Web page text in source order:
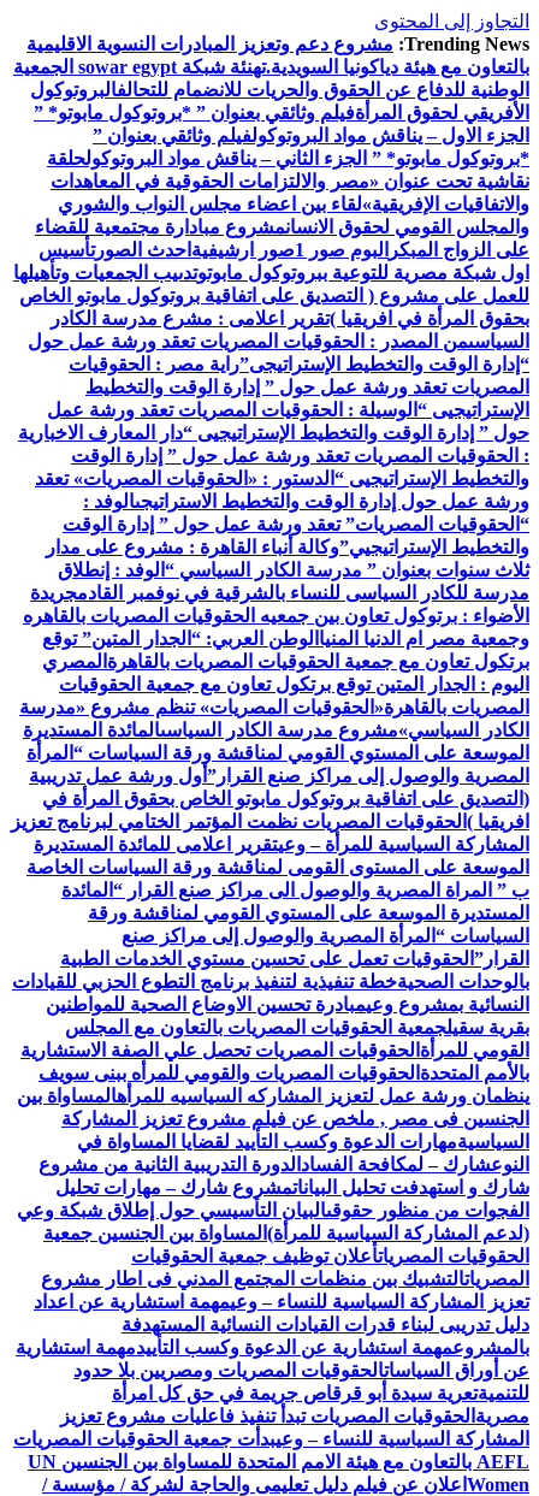
التجاوز إلى المحتوى
Trending News: مشروع دعم وتعزيز المبادرات النسوية الاقليمية
بالتعاون مع هيئة دياكونيا السويدية.
تهنئة شبكة sowar egypt الجمعية
الوطنية للدفاع عن الحقوق والحريات للانضمام للتحالفالبروتوكول
الأفريقي لحقوق المرأةفيلم وثائقي بعنوان ” *بروتوكول مابوتو* ”
الجزء الاول – يناقش مواد البروتوكولفيلم وثائقي بعنوان ”
*بروتوكول مابوتو* ” الجزء الثاني – يناقش مواد البروتوكولحلقة
نقاشية تحت عنوان «مصر والالتزامات الحقوقية في المعاهدات
والاتفاقيات الإفريقية»لقاء بين اعضاء مجلس النواب والشوري
والمجلس القومي لحقوق الانسانمشروع مبادارة مجتمعية للقضاء
على الزواج المبكر البوم صور 1 صور ارشيفية احدث الصورتأسيس
اول شبكة مصرية للتوعية ببروتوكول مابوتوتدىيب الجمعيات وتأهيلها
للعمل على مشروع ( التصديق على اتفاقية بروتوكول مابوتو الخاص
بحقوق المرأة في افريقيا )تقرير اعلامى : مشرع مدرسة الكادر
السياسىمن المصدر : الحقوقيات المصريات تعقد ورشة عمل حول
“إدارة الوقت والتخطيط الإستراتيجى”راية مصر : الحقوقيات
المصريات تعقد ورشة عمل حول ” إدارة الوقت والتخطيط
الإستراتيجيى “ الوسيلة : الحقوقيات المصريات تعقد ورشة عمل
حول ” إدارة الوقت والتخطيط الإستراتيجيى “دار المعارف الاخبارية
: الحقوقيات المصريات تعقد ورشة عمل حول ” إدارة الوقت
والتخطيط الإستراتيجيى “ الدستور : «الحقوقيات المصريات» تعقد
ورشة عمل حول إدارة الوقت والتخطيط الاستراتيجىالوفد :
“الحقوقيات المصريات” تعقد ورشة عمل حول ” إدارة الوقت
والتخطيط الإستراتيجيي”وكالة أنباء القاهرة : مشروع على مدار
ثلاث سنوات بعنوان ” مدرسة الكادر السياسي “ الوفد : إنطلاق
مدرسة للكادر السياسى للنساء بالشرقية في نوفمبر القادمجريدة
الأضواء : برتوكول تعاون بين جمعيه الحقوقيات المصريات بالقاهره
وجمعية مصر ام الدنيا المنيا الوطن العربي: “الجدار المتين” توقع
برتكول تعاون مع جمعية الحقوقيات المصريات بالقاهرة المصري
اليوم : الجدار المتين توقع برتكول تعاون مع جمعية الحقوقيات
المصريات بالقاهرة«الحقوقيات المصريات» تنظم مشروع «مدرسة
الكادر السياسي»مشروع مدرسة الكادر السياسىالمائدة المستديرة
الموسعة على المستوي القومي لمناقشة ورقة السياسات “المرأة
المصرية والوصول إلى مراكز صنع القرار” أول ورشة عمل تدريبية
(التصديق على اتفاقية بروتوكول مابوتو الخاص بحقوق المرأة في
افريقيا ) الحقوقيات المصريات نظمت المؤتمر الختامي لبرنامج تعزيز
المشاركة السياسية للمرأة – وعيتقرير اعلامى للمائدة المستديرة
الموسعة على المستوى القومى لمناقشة ورقة السياسات الخاصة
ب ” المراة المصرية والوصول الى مراكز صنع القرار “ المائدة
المستديرة الموسعة على المستوي القومي لمناقشة ورقة
السياسات “المرأة المصرية والوصول إلى مراكز صنع
القرار” الحقوقيات تعمل على تحسين مستوي الخدمات الطبية
بالوحدات الصحيةخطة تنفيذية لتنفيذ برنامج التطوع الحزبي للقيادات
النسائية بمشروع وعيمبادرة تحسين الاوضاع الصحية للمواطنين
بقرية سقيلجمعية الحقوقيات المصريات بالتعاون مع المجلس
القومي للمرأة الحقوقيات المصريات تحصل علي الصفة الاستشارية
بالأمم المتحدة الحقوقيات المصريات والقومي للمرأه ببنى سويف
ينظمان ورشة عمل لتعزيز المشاركه السياسيه للمرأهالمساواة بين
الجنسين فى مصر , ملخص عن فيلم مشروع تعزيز المشاركة
السياسيةمهارات الدعوة وكسب التأييد لقضايا المساواة في
النوعشارك – لمكافحة الفساد الدورة التدريبية الثانية من مشروع
شارك و استهدفت تحليل البياناتمشروع شارك – مهارات تحليل
الفجوات من منظور حقوقىالبيان التأسيسي حول إطلاق شبكة وعي
(لدعم المشاركة السياسية للمرأة) المساواة بين الجنسين جمعية
الحقوقيات المصرياتأعلان توظيف جمعية الحقوقيات
المصرياتالتشبيك بين منظمات المجتمع المدني فى اطار مشروع
تعزيز المشاركة السياسية للنساء – وعيمهمة استشارية عن اعداد
دليل تدريبى لبناء قدرات القيادات النسائية المستهدفة
بالمشروعمهمة استشارية عن الدعوة وكسب التأييدمهمة استشارية
عن أوراق السياساتالحقوقيات المصريات ومصريين بلا حدود
للتنميةتعرية سيدة أبو قرقاص جريمة في حق كل امرأة
مصرية الحقوقيات المصريات تبدأ تنفيذ فاعليات مشروع تعزيز
المشاركة السياسية للنساء – وعيبدأت جمعية الحقوقيات المصريات
AEFL بالتعاون مع هيئة الامم المتحدة للمساواة بين الجنسين UN
Women اعلان عن فيلم دليل تعليمى والحاجة لشركة / مؤسسة /